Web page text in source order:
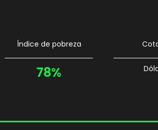
Índice de pobreza
78%